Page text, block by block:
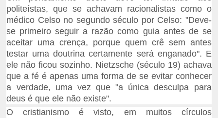
politeístas, que se achavam racionalistas como o
médico Celso no segundo século por Celso: "Deve-
se primeiro seguir a razão como guia antes de se
aceitar uma crença, porque quem crê sem antes
testar uma doutrina certamente será enganado". E
ele não ficou sozinho. Nietzsche (século 19) achava
que a fé é apenas uma forma de se evitar conhecer
a verdade, uma vez que "a única desculpa para
deus é que ele não existe".
O cristianismo é visto, em muitos círculos